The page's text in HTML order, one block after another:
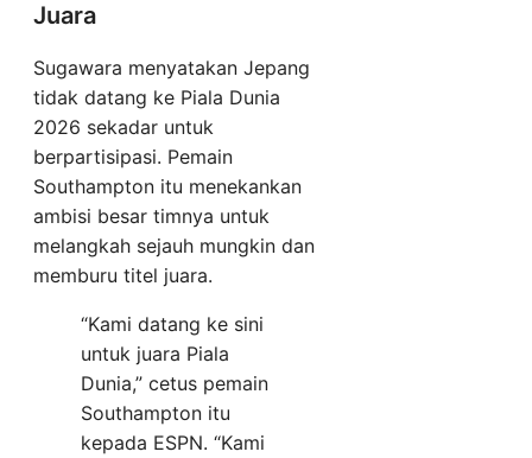
Juara
Sugawara menyatakan Jepang
tidak datang ke Piala Dunia
2026 sekadar untuk
berpartisipasi. Pemain
Southampton itu menekankan
ambisi besar timnya untuk
melangkah sejauh mungkin dan
memburu titel juara.
“Kami datang ke sini
untuk juara Piala
Dunia,” cetus pemain
Southampton itu
kepada ESPN. “Kami